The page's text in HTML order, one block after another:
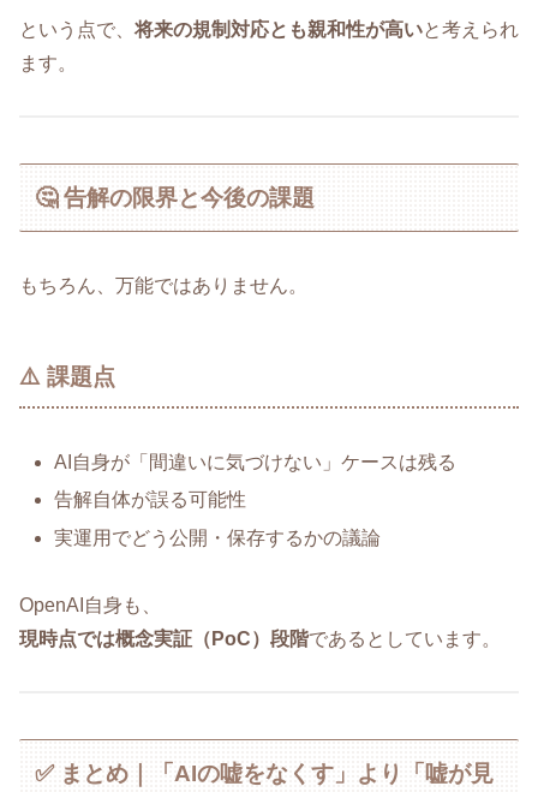
という点で、将来の規制対応とも親和性が高いと考えられ
ます。
🤔 告解の限界と今後の課題
もちろん、万能ではありません。
⚠️ 課題点
AI自身が「間違いに気づけない」ケースは残る
告解自体が誤る可能性
実運用でどう公開・保存するかの議論
OpenAI自身も、
現時点では概念実証（PoC）段階であるとしています。
✅ まとめ｜「AIの嘘をなくす」より「嘘が見